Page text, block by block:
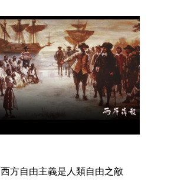
方自由主義是人類自由之敵